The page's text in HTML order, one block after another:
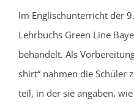
Im Englischunterricht der
Lehrbuchs Green Line
behandelt. Als
shirt“ nahmen die Schüler
teil, in der sie angaben,